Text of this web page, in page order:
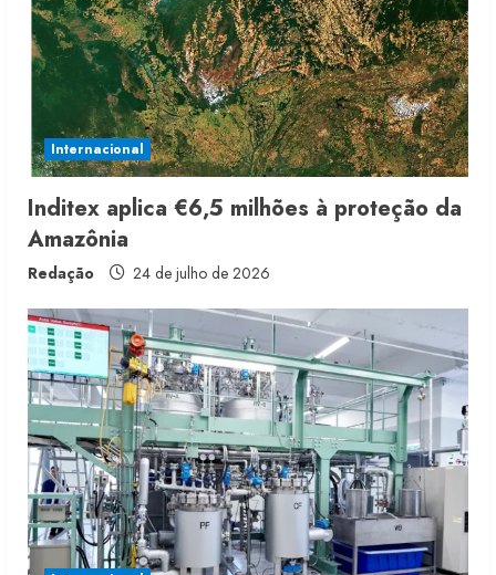
Internacional
Inditex aplica €6,5 milhões à proteção da
Amazônia
Redação 24 de julho de 2026
2
Moda vende US$63,7 bilhões em
produtos licenciados
6 de agosto de 2026
Renata Caixeta assume Movimento
Sou de Algodão